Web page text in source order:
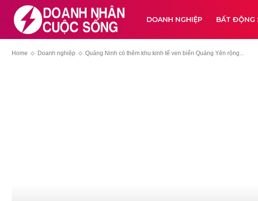
DOANH NGHIỆP BẤT ĐỘNG
Home Doanh nghiệp Quảng Ninh có thêm khu kinh tế ven biển Quảng Yên rộng...